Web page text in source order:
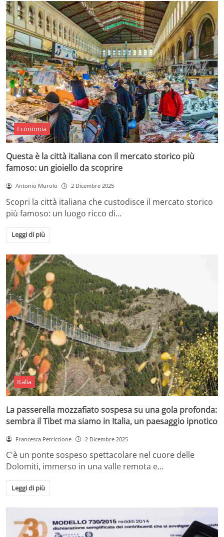
Economia
Questa è la città italiana con il mercato storico più
famoso: un gioiello da scoprire
Antonio Murolo 2 Dicembre 2025
Scopri la città italiana che custodisce il mercato storico
più famoso: un luogo ricco di…
Leggi di più
Italia
La passerella mozzafiato sospesa su una gola profonda:
sembra il Tibet ma siamo in Italia, un paesaggio ipnotico
Francesca Petriccione 2 Dicembre 2025
C'è un ponte sospeso spettacolare nel cuore delle
Dolomiti, immerso in una valle remota e…
Leggi di più